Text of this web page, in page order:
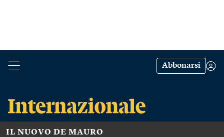
Abbonarsi
IL NUOVO DE MAURO